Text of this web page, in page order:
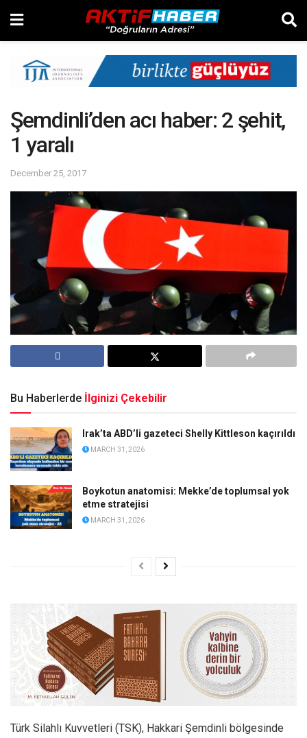
Şemdinli’den acı haber: 2 şehit,
1 yaralı
December 25, 2017
Bu Haberlerde İlginizi Çekebilir
Irak’ta ABD’li gazeteci Shelly Kittleson kaçırıldı
MARCH 31, 2026
Boykotun anatomisi: Mekke’de toplumsal yok
etme stratejisi
MARCH 31, 2026
Türk Silahlı Kuvvetleri (TSK), Hakkari Şemdinli bölgesinde